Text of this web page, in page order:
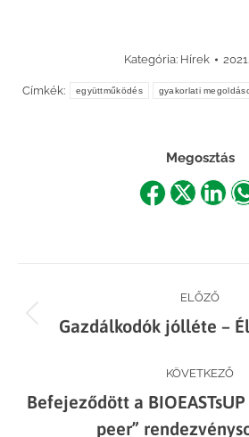
Kategória: Hírek
Címkék: együttműködés gyakorlati
Megosztás
ShareShare
navigation
ELŐZŐ
Gazdálkodók jólléte –
KÖVETKEZŐ
Next
Befejeződött a
peer”